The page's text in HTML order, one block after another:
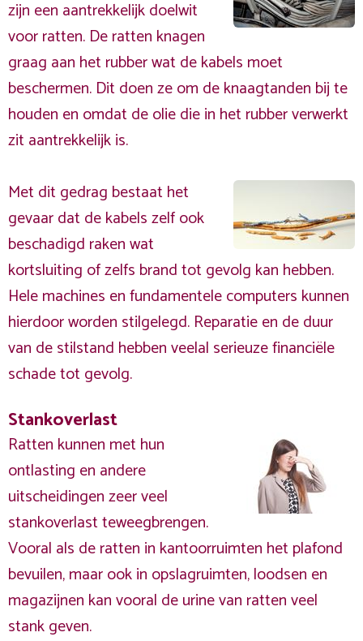
zijn een aantrekkelijk doelwit
voor ratten. De ratten knagen
graag aan het rubber wat de kabels moet
beschermen. Dit doen ze om de knaagtanden bij te
houden en omdat de olie die in het rubber verwerkt
zit aantrekkelijk is.
Met dit gedrag bestaat het
gevaar dat de kabels zelf ook
beschadigd raken wat
kortsluiting of zelfs brand tot gevolg kan hebben.
Hele machines en fundamentele computers kunnen
hierdoor worden stilgelegd. Reparatie en de duur
van de stilstand hebben veelal serieuze financiële
schade tot gevolg.
Stankoverlast
Ratten kunnen met hun
ontlasting en andere
uitscheidingen zeer veel
stankoverlast teweegbrengen.
Vooral als de ratten in kantoorruimten het plafond
bevuilen, maar ook in opslagruimten, loodsen en
magazijnen kan vooral de urine van ratten veel
stank geven.